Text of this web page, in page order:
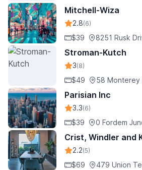
Mitchell-Wiza
2.8(6)
$39 8251 Rusk
Stroman-Kutch
3(8)
$49 58 Monterey
Parisian Inc
3.3(6)
$39 0 Fordem
Crist, Windler and
2.2(5)
$69 479 Union